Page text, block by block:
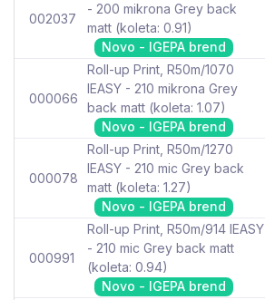
002037
- 200 mikrona Grey back
matt (koleta: 0.91)
Novo - IGEPA brend
000066
Roll-up Print, R50m/1070
IEASY - 210 mikrona Grey
back matt (koleta: 1.07)
Novo - IGEPA brend
000078
Roll-up Print, R50m/1270
IEASY - 210 mic Grey back
matt (koleta: 1.27)
Novo - IGEPA brend
000991
Roll-up Print, R50m/914 IEASY
- 210 mic Grey back matt
(koleta: 0.94)
Novo - IGEPA brend